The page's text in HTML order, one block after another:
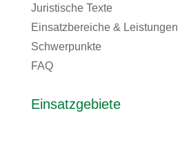
Juristische Texte
Einsatzbereiche & Leistungen
Schwerpunkte
FAQ
Einsatzgebiete